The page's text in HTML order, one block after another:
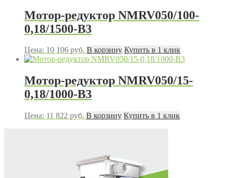
Мотор-редуктор NMRV050/100-
0,18/1500-B3
Цена: 10 106 руб. В корзину Купить в 1 клик
Мотор-редуктор NMRV050/15-
0,18/1000-B3
Цена: 11 822 руб. В корзину Купить в 1 клик